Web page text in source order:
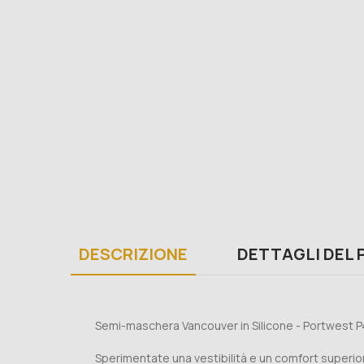
DESCRIZIONE DETTAGLI DEL
Semi-maschera Vancouver in Silicone - Portwest
Sperimentate una vestibilità e un comfort